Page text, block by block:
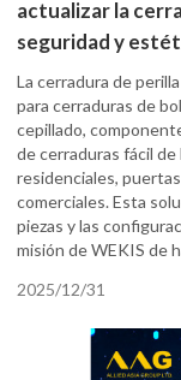
actualizar la
seguridad y
La cerradura de
para cerraduras de
cepillado,
de cerraduras fácil de
residenciales,
comerciales. Esta
piezas y las
misión de WEKIS de
2025/12/31